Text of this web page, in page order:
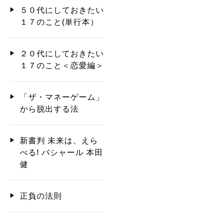
５０代にしておきたい
１７のこと(単行本）
２０代にしておきたい
１７のこと＜恋愛編＞
「ザ・マネーゲーム」
から脱出する法
新書判 未来は、えら
べる! バシャール 本田
健
正負の法則